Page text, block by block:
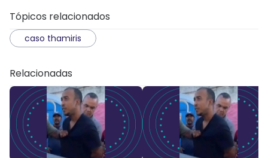
Tópicos relacionados
caso thamiris
Relacionadas